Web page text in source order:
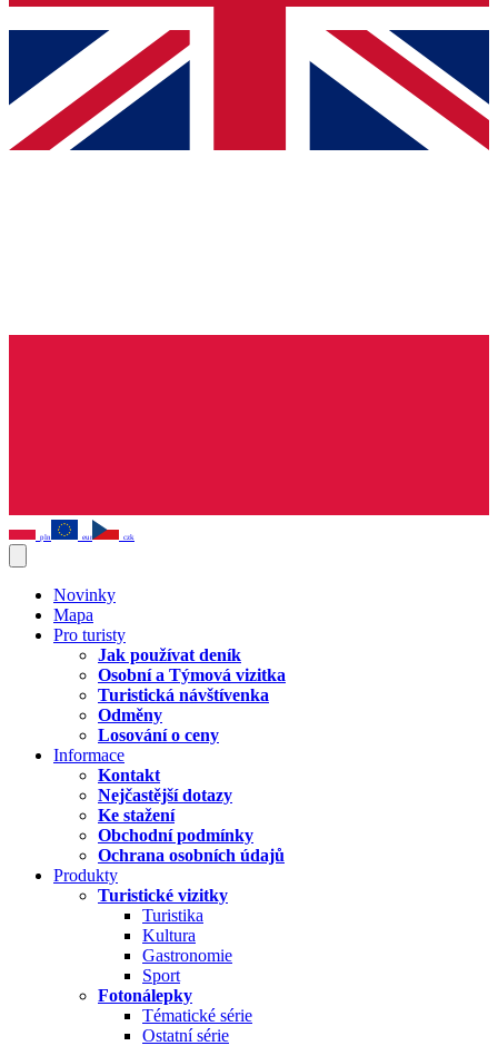
pln eur czk
Novinky
Mapa
Pro turisty
Jak používat deník
Osobní a Týmová vizitka
Turistická návštívenka
Odměny
Losování o ceny
Informace
Kontakt
Nejčastější dotazy
Ke stažení
Obchodní podmínky
Ochrana osobních údajů
Produkty
Turistické vizitky
Turistika
Kultura
Gastronomie
Sport
Fotonálepky
Tématické série
Ostatní série